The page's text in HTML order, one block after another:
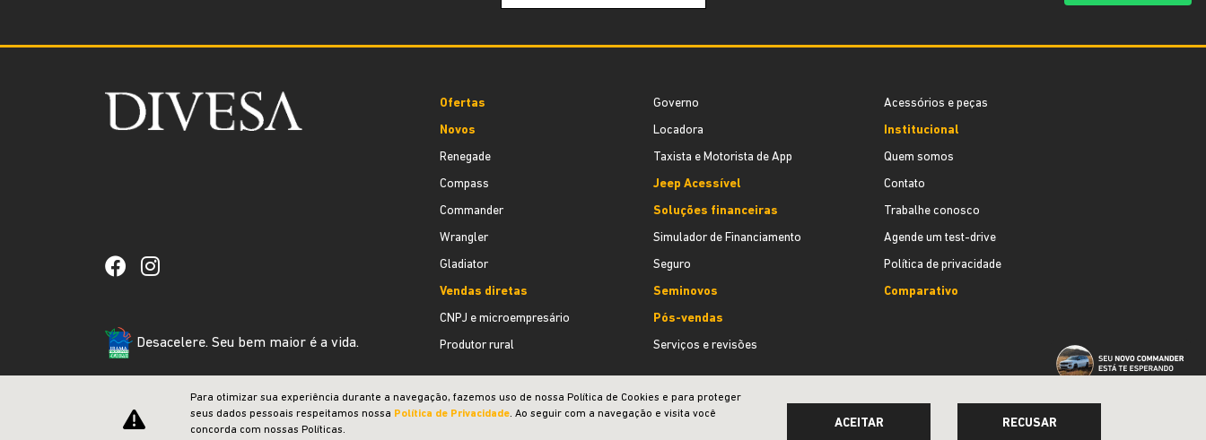
Desacelere. Seu bem maior é a vida.
Ofertas
Novos
Renegade
Compass
Commander
Wrangler
Gladiator
Vendas diretas
CNPJ e microempresário
Produtor rural
Governo
Locadora
Taxista e Motorista de App
Jeep Acessível
Soluções financeiras
Simulador de Financiamento
Seguro
Seminovos
Pós-vendas
Serviços e revisões
Acessórios e peças
Institucional
Quem somos
Contato
Trabalhe conosco
Agende um test-drive
Política de privacidade
Comparativo
Para otimizar sua experiência durante a navegação, fazemos uso de nossa Política de Cookies e para proteger
seus dados pessoais respeitamos nossa Política de Privacidade. Ao seguir com a navegação e visita você
concorda com nossas Políticas.
ACEITAR RECUSAR